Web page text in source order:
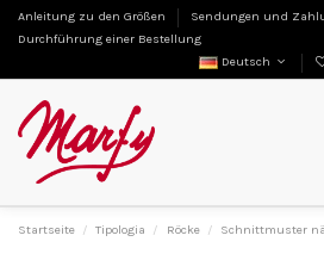
Anleitung zu den Größen
Sendungen und
Durchführung einer Bestellung
Deutsch
Startseite Tipologia Röcke Schnittmuster